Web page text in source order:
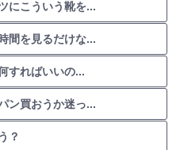
にこういう靴を...
間を見るだけな...
すればいいの...
ン買おうか迷っ...
？